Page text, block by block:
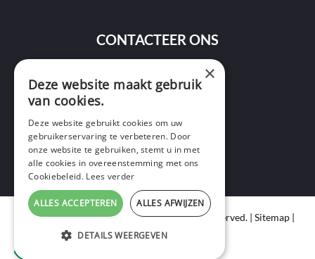
CONTACTEER ONS
9400 Ninove
+32 495 69 32 72
Copyright © 2020 Ninof Media. All Rights Reserved. | Sitemap|
Cookie Policy|Privacy Policy
×
Deze website maakt gebruik
van cookies.
Deze website gebruikt cookies om uw
gebruikerservaring te verbeteren. Door
onze website te gebruiken, stemt u in met
alle cookies in overeenstemming met ons
Cookiebeleid. Lees verder
ALLES ACCEPTEREN ALLES AFWIJZEN
DETAILS WEERGEVEN